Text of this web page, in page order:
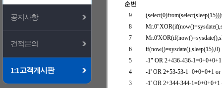
공지사항
견적문의
1:1고객게시판
순번
9
8
7
6
if(now()=sysdate(),sleep(15),0)
5
-1" OR 2+436-436-
4
-1' OR 2+53-53-1=0+0+0+1
3
-1' OR 2+344-344-1=0+0+0+1